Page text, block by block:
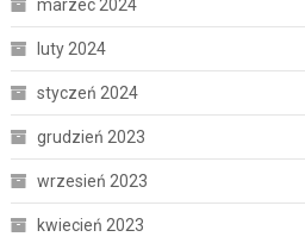
marzec 2024
luty 2024
styczeń 2024
grudzień 2023
wrzesień 2023
kwiecień 2023